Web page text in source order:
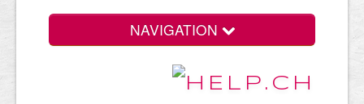
NAVIGATION